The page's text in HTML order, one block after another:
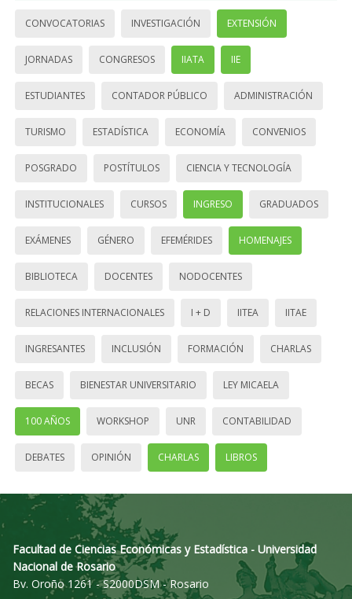
CONVOCATORIAS INVESTIGACIÓN EXTENSIÓN
JORNADAS CONGRESOS IIATA IIE
ESTUDIANTES CONTADOR PÚBLICO ADMINISTRACIÓN
TURISMO ESTADÍSTICA ECONOMÍA CONVENIOS
POSGRADO POSTÍTULOS CIENCIA Y TECNOLOGÍA
INSTITUCIONALES CURSOS INGRESO GRADUADOS
EXÁMENES GÉNERO EFEMÉRIDES HOMENAJES
BIBLIOTECA DOCENTES NODOCENTES
RELACIONES INTERNACIONALES I + D IITEA IITAE
INGRESANTES INCLUSIÓN FORMACIÓN CHARLAS
BECAS BIENESTAR UNIVERSITARIO LEY MICAELA
100 AÑOS WORKSHOP UNR CONTABILIDAD
DEBATES OPINIÓN CHARLAS LIBROS
Facultad de Ciencias Económicas y Estadística - Universidad
Nacional de Rosario
Bv. Oroño 1261 - S2000DSM - Rosario